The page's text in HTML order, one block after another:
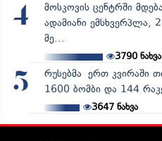
4
მოსკოვის ცენტრში
ადამიანი ემსხვერპლა,
მე...
3790ნახვა
5
რუსებმა ერთ კვირაში
1600 ბომბი და 144
3647ნახვა